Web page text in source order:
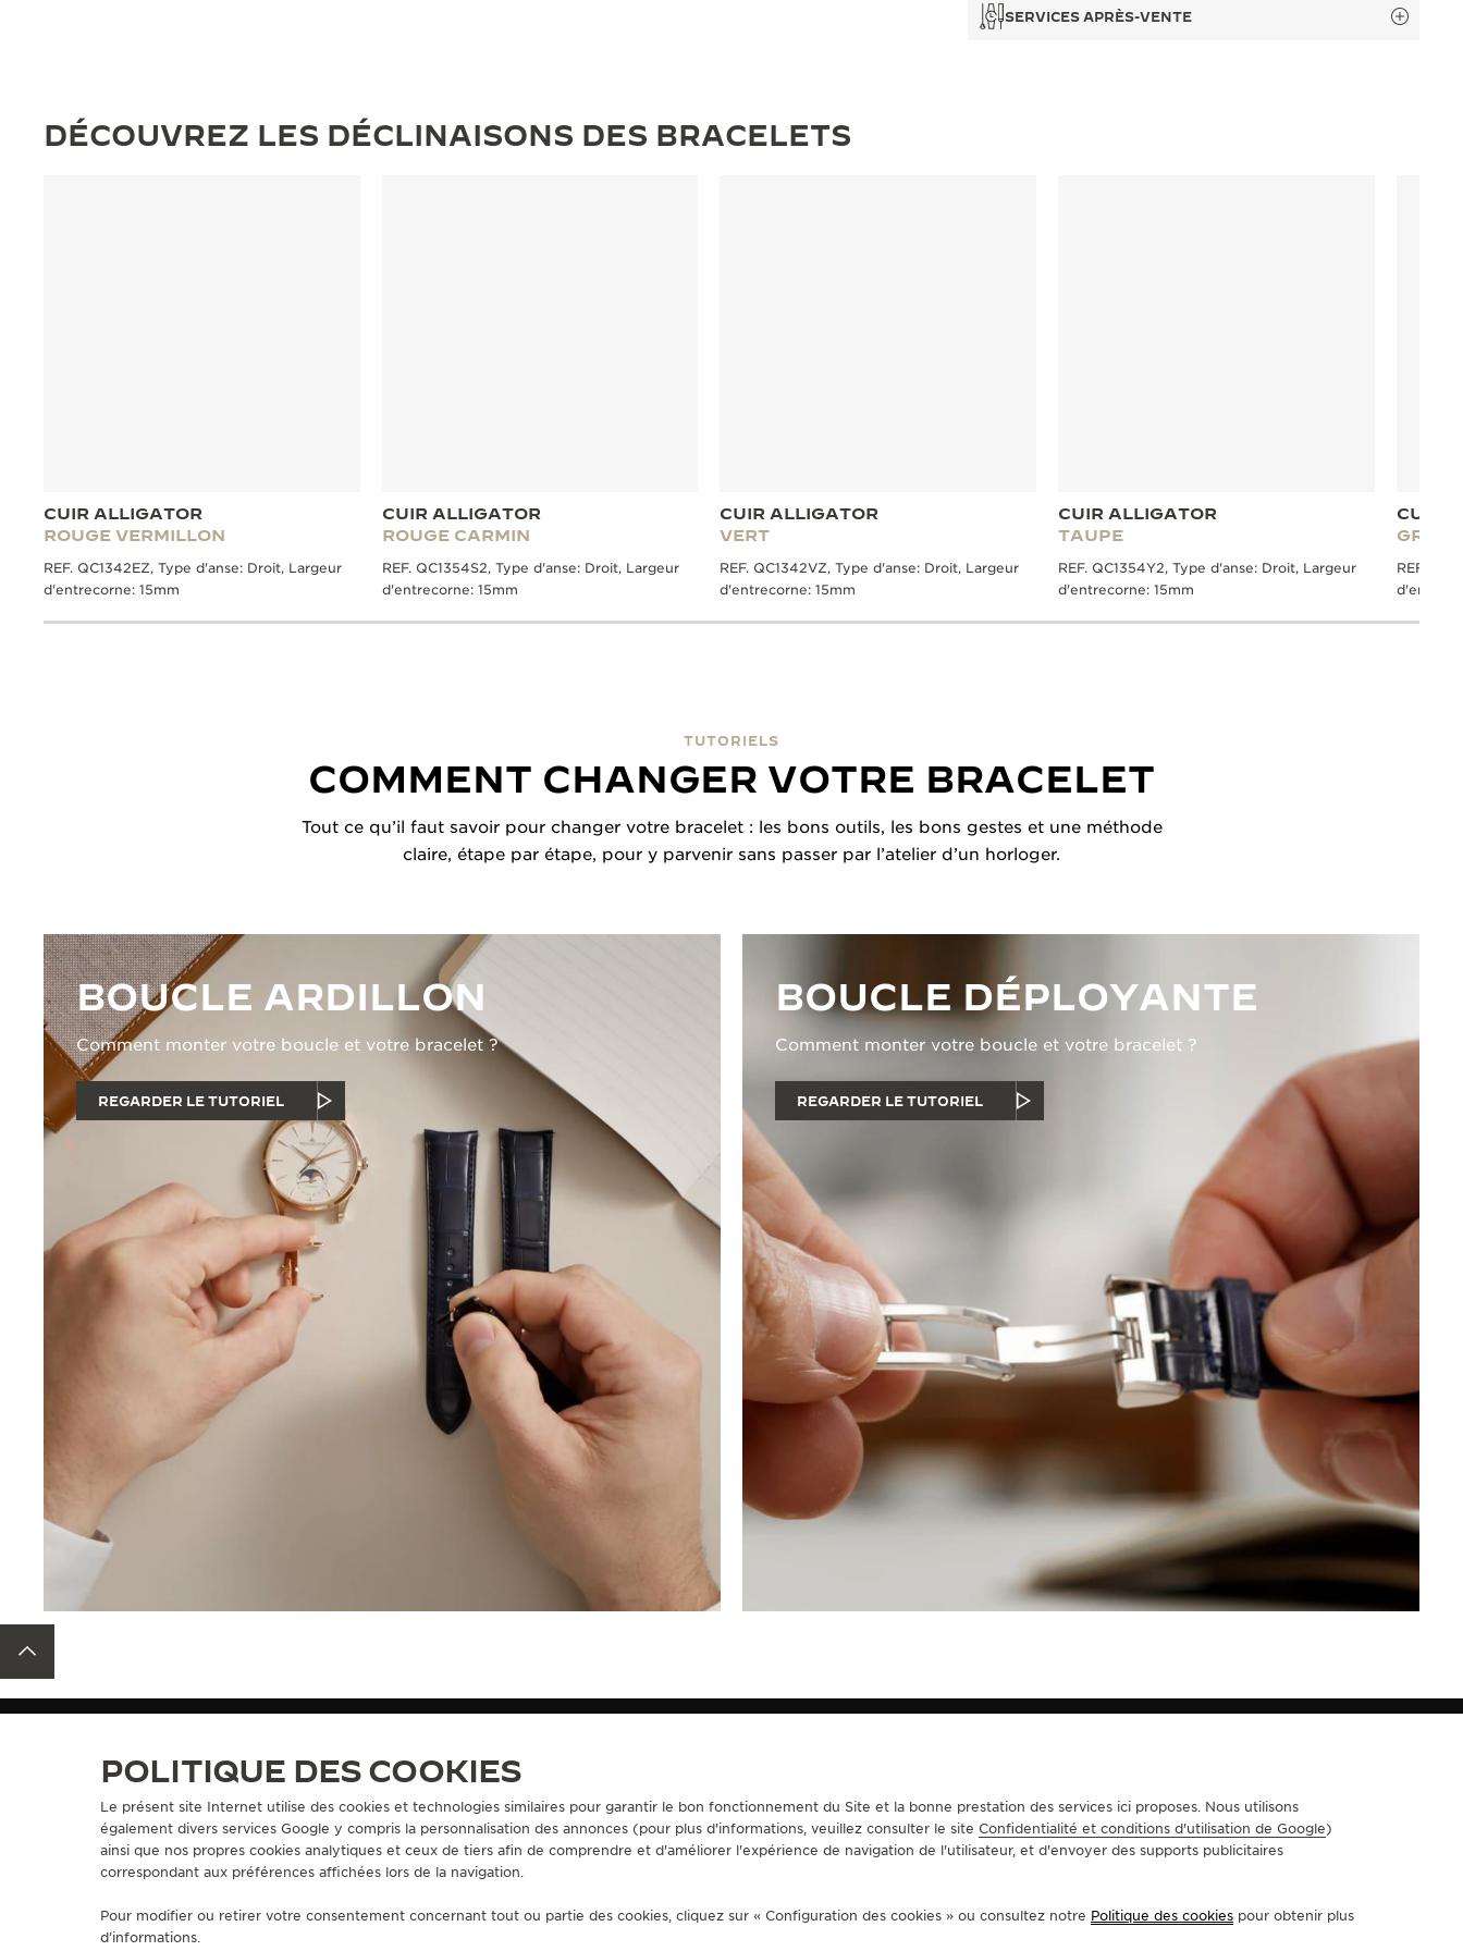
SERVICES APRÈS-VENTE
DÉCOUVREZ LES DÉCLINAISONS DES BRACELETS
CUIR ALLIGATOR
ROUGE VERMILLON
REF. QC1342EZ, Type d'anse: Droit, Largeur
d'entrecorne: 15mm
CUIR ALLIGATOR
ROUGE CARMIN
REF. QC1354S2, Type d'anse: Droit, Largeur
d'entrecorne: 15mm
CUIR ALLIGATOR
VERT
REF. QC1342VZ, Type d'anse: Droit, Largeur
d'entrecorne: 15mm
CUIR ALLIGATOR
TAUPE
REF. QC1354Y2, Type d'anse: Droit, Largeur
d'entrecorne: 15mm
CUIR
GRIS
REF.
TUTORIELS
COMMENT CHANGER VOTRE BRACELET
Tout ce qu’il faut savoir pour changer votre bracelet : les bons outils, les bons gestes et une méthode
claire, étape par étape, pour y parvenir sans passer par l’atelier d’un horloger.
BOUCLE ARDILLON
Comment monter votre boucle et votre bracelet ?
REGARDER LE TUTORIEL
BOUCLE DÉPLOYANTE
Comment monter votre boucle et votre bracelet ?
REGARDER LE TUTORIEL
A PROPOS DE NOUS
MANUFACTURE-ATELIER DEPUIS 1833
SERVICES
SERVICES E-COMMERCE
GARANTIE JAEGER-LECOULTRE
CONTACT
CONTACTER JAEGER-LECOULTRE
SUIVEZ-NOUS
POLITIQUE DES COOKIES
Le présent site Internet utilise des cookies et technologies similaires pour garantir le bon fonctionnement du Site et la bonne prestation des services ici proposes. Nous utilisons
également divers services Google y compris la personnalisation des annonces (pour plus d'informations, veuillez consulter le site Confidentialité et conditions d'utilisation de Google)
ainsi que nos propres cookies analytiques et ceux de tiers afin de comprendre et d'améliorer l'expérience de navigation de l'utilisateur, et d'envoyer des supports publicitaires
correspondant aux préférences affichées lors de la navigation.
Pour modifier ou retirer votre consentement concernant tout ou partie des cookies, cliquez sur « Configuration des cookies » ou consultez notre Politique des cookies pour obtenir plus
d’informations.